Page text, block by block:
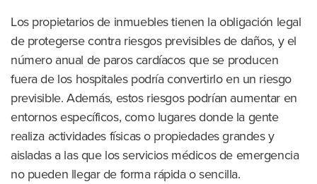
Los propietarios de inmuebles tienen la obligación legal
de protegerse contra riesgos previsibles de daños, y el
número anual de paros cardíacos que se producen
fuera de los hospitales podría convertirlo en un riesgo
previsible. Además, estos riesgos podrían aumentar en
entornos específicos, como lugares donde la gente
realiza actividades físicas o propiedades grandes y
aisladas a las que los servicios médicos de emergencia
no pueden llegar de forma rápida o sencilla.